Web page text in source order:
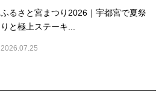
ふるさと宮まつり2026｜宇都宮で夏祭
りと極上ステーキ...
2026.07.25